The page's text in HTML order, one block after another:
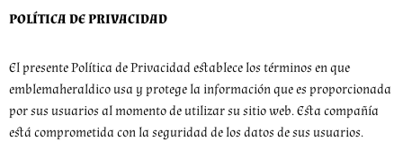
POLÍTICA DE PRIVACIDAD
El presente Política de Privacidad establece los términos en que
emblemaheraldico usa y protege la información que es proporcionada
por sus usuarios al momento de utilizar su sitio web. Esta compañía
está comprometida con la seguridad de los datos de sus usuarios.